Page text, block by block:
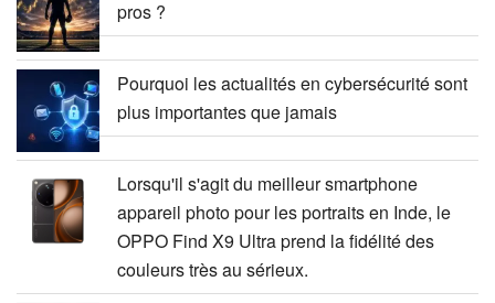
pros ?
Pourquoi les actualités en cybersécurité sont
plus importantes que jamais
Lorsqu'il s'agit du meilleur smartphone
appareil photo pour les portraits en Inde, le
OPPO Find X9 Ultra prend la fidélité des
couleurs très au sérieux.